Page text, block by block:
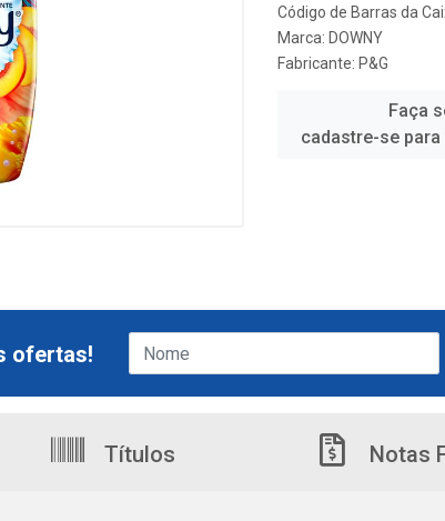
Código de Barras da
Marca: DOWNY
Fabricante: P&G
Faça
cadastre-se
ofertas!
Títulos Notas